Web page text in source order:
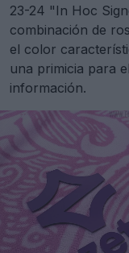
23-24 "In Hoc
combinación de
el color
una primicia para
información.